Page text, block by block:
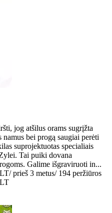
jog atšilus orams sugrįžta
bei progą saugiai perėti
suprojektuotas specialiais
Tai puiki dovana
Galime išgraviruoti in...
/ prieš 3 metus/ 194 peržiūros